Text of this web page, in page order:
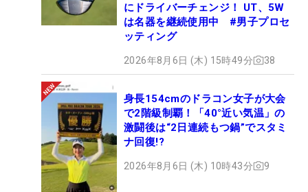
にドライバーチェンジ！ UT、5W
は名器を継続使用中 #男子プロセ
ッティング
2026年8月6日 (木) 15時49分 38
身長154cmのドラコン女子が大会
で2階級制覇！「40°近い気温」の
激闘後は“2日連続もつ鍋”でスタミ
ナ回復!?
2026年8月6日 (木) 10時43分 9